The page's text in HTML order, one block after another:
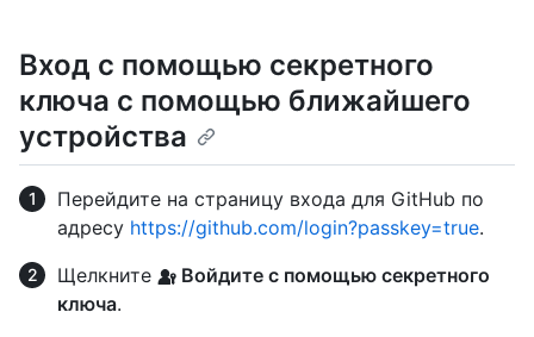
Вход с помощью секретного
ключа с помощью ближайшего
устройства
Перейдите на страницу входа для GitHub по
адресу https://github.com/login?passkey=true.
Щелкните
Войдите с помощью секретного
ключа.